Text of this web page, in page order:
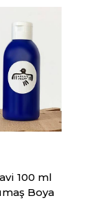
100 ml
Boya